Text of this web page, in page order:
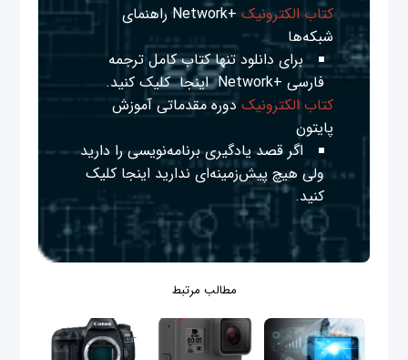
کتاب الکترونیک
+Network راهنمای
شبکه‌ها
برای دانلود تنها کتاب کامل ترجمه
فارسی +Network
اینجا کلیک کنید.
کتاب الکترونیک دوره مقدماتی آموزش
پایتون
اگر قصد یادگیری برنامه‌نویسی را دارید
ولی هیچ پیش‌زمینه‌ای نداریداینجا کلیک
کنید.
مطالب مرتبط